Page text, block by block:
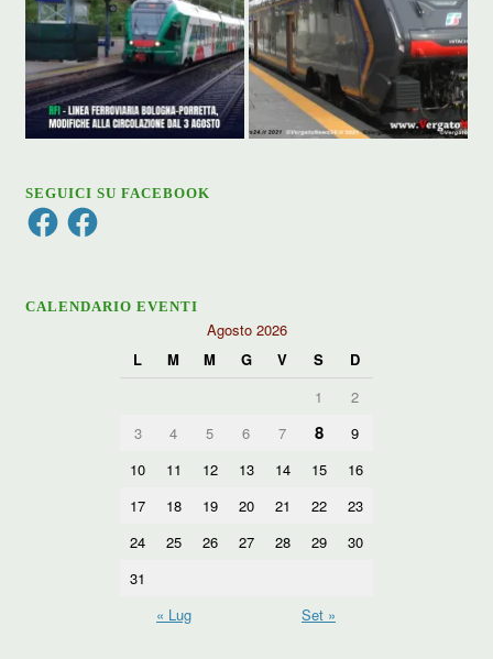
SEGUICI SU FACEBOOK
FacebookFacebook
CALENDARIO EVENTI
Agosto 2026
L
M M G V S
D
1
2
3
4 5 6 7 8
9
10
11 12 13 14 15
16
17
18 19 20 21 22
23
24
25 26 27 28 29
30
31
« Lug
Set »